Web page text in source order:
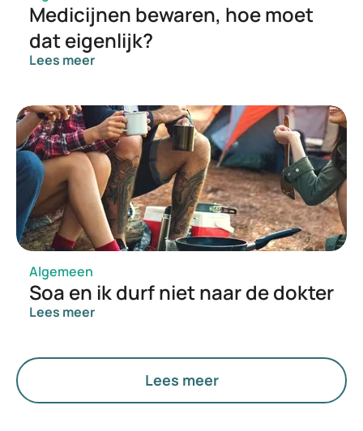
Medicijnen bewaren, hoe moet
dat eigenlijk?
Lees meer
Algemeen
Soa en ik durf niet naar de dokter
Lees meer
Lees meer